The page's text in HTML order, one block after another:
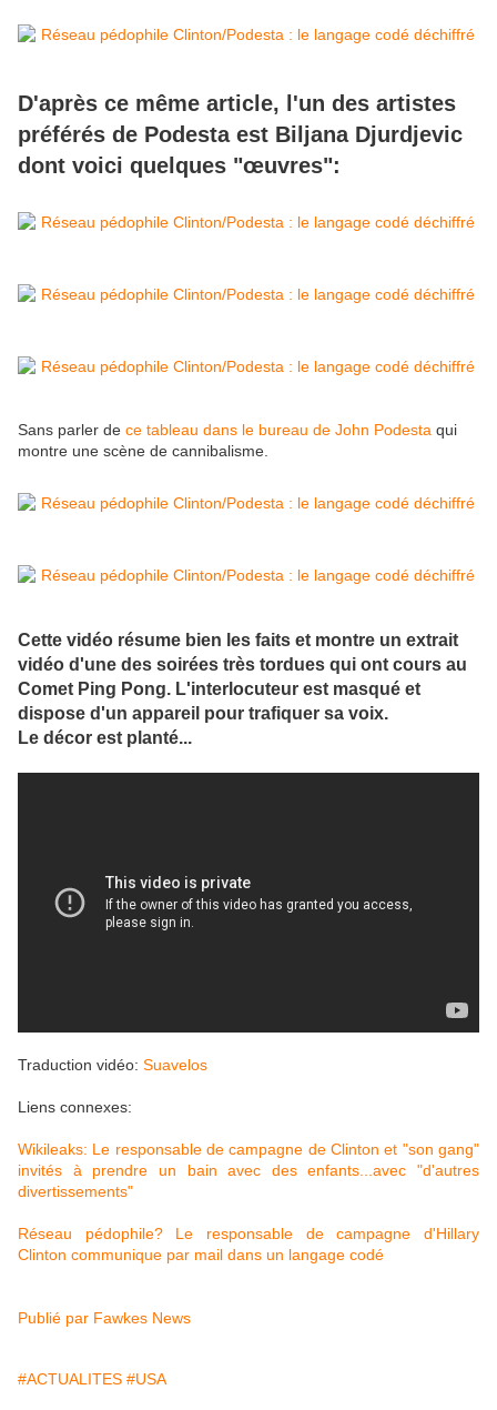
D'après ce même article, l'un des artistes
préférés de Podesta est Biljana Djurdjevic
dont voici quelques "œuvres":
Sans parler de ce tableau dans le bureau de John Podesta qui
montre une scène de cannibalisme.
Cette vidéo résume bien les faits et montre un extrait
vidéo d'une des soirées très tordues qui ont cours au
Comet Ping Pong. L'interlocuteur est masqué et
dispose d'un appareil pour trafiquer sa voix.
Le décor est planté...
Traduction vidéo: Suavelos
Liens connexes:
Wikileaks: Le responsable de campagne de Clinton et "son gang"
invités à prendre un bain avec des enfants...avec "d'autres
divertissements"
Réseau pédophile? Le responsable de campagne d'Hillary
Clinton communique par mail dans un langage codé
Publié par Fawkes News
#ACTUALITES #USA